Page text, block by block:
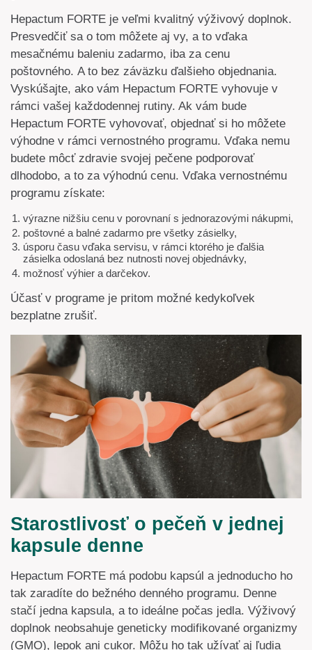
Hepactum FORTE je veľmi kvalitný výživový doplnok.
Presvedčiť sa o tom môžete aj vy, a to vďaka
mesačnému baleniu zadarmo, iba za cenu
poštovného. A to bez záväzku ďalšieho objednania.
Vyskúšajte, ako vám Hepactum FORTE vyhovuje v
rámci vašej každodennej rutiny. Ak vám bude
Hepactum FORTE vyhovovať, objednať si ho môžete
výhodne v rámci vernostného programu. Vďaka nemu
budete môcť zdravie svojej pečene podporovať
dlhodobo, a to za výhodnú cenu. Vďaka vernostnému
programu získate:
výrazne nižšiu cenu v porovnaní s jednorazovými nákupmi,
poštovné a balné zadarmo pre všetky zásielky,
úsporu času vďaka servisu, v rámci ktorého je ďalšia
zásielka odoslaná bez nutnosti novej objednávky,
možnosť výhier a darčekov.
Účasť v programe je pritom možné kedykoľvek
bezplatne zrušiť.
Starostlivosť o pečeň v jednej
kapsule denne
Hepactum FORTE má podobu kapsúl a jednoducho ho
tak zaradíte do bežného denného programu. Denne
stačí jedna kapsula, a to ideálne počas jedla. Výživový
doplnok neobsahuje geneticky modifikované organizmy
(GMO), lepok ani cukor. Môžu ho tak užívať aj ľudia